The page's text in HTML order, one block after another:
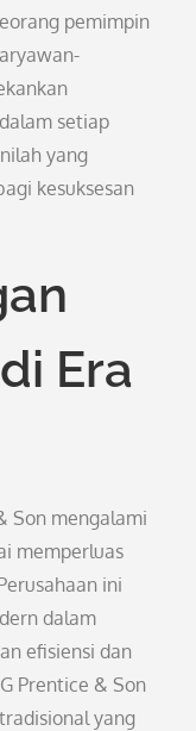
pemimpin
setiap
yang
kesuksesan
Era
Son mengalami
memperluas
ini
dalam
efisiensi dan
Prentice & Son
yang